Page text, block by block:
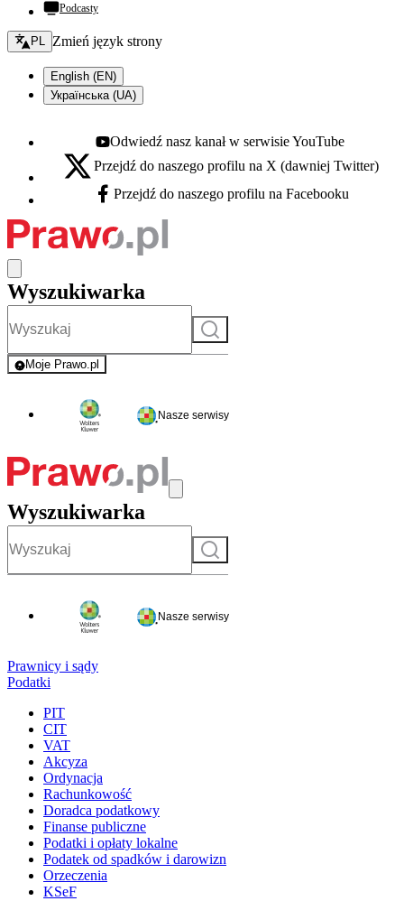
Podcasty
Zmień język - bieżący:
PL Zmień język strony
English (EN)
Українська (UA)
Youtube - otwiera się w nowej karcie
Odwiedź nasz kanał w serwisie YouTube
X - otwiera się w nowej karcie
Przejdź do naszego profilu na X (dawniej Twitter)
Facebook - otwiera się w nowej karcie
Przejdź do naszego profilu na Facebooku
Wyszukiwarka
Szukaj
Moje Prawo.pl
- rejestracja i logowanie do serwisu
Nasze serwisy
Wyszukiwarka
Szukaj
Nasze serwisy
Prawnicy i sądy
Podatki
PIT
CIT
VAT
Akcyza
Ordynacja
Rachunkowość
Doradca podatkowy
Finanse publiczne
Podatki i opłaty lokalne
Podatek od spadków i darowizn
Orzeczenia
KSeF